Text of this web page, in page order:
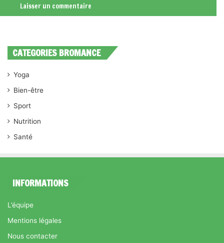
CATEGORIES BROMANCE
Yoga
Bien-être
Sport
Nutrition
Santé
INFORMATIONS
L’équipe
Mentions légales
Nous contacter